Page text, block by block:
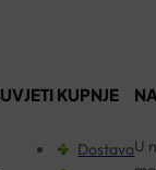
UVJETI KUPNJE
DostavaU